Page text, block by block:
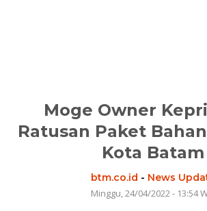
Moge Owner
Ratusan Paket
Kota Batam
btm.co.id - News
Minggu, 24/04/2022 - 13:54